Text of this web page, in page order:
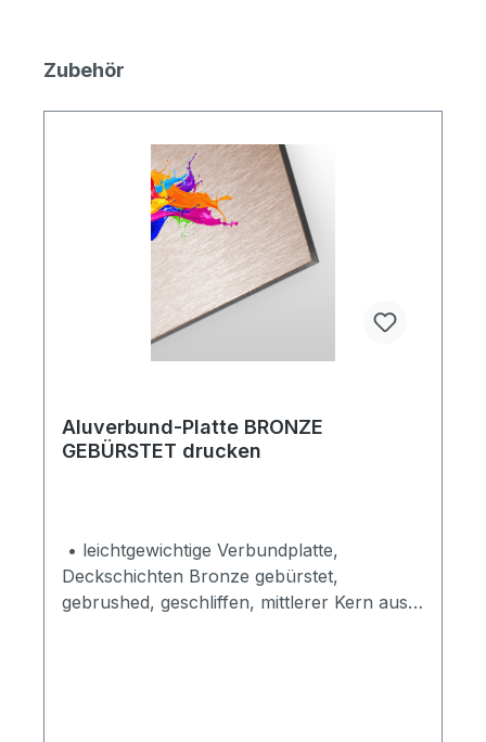
Produktgalerie überspringen
Zubehör
Aluverbund-Platte BRONZE
GEBÜRSTET drucken
• leichtgewichtige Verbundplatte,
Deckschichten Bronze gebürstet,
gebrushed, geschliffen, mittlerer Kern aus